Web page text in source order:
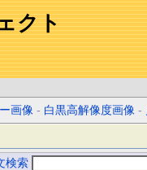
クト
画像 - 白黒高解像度画像 -
検索